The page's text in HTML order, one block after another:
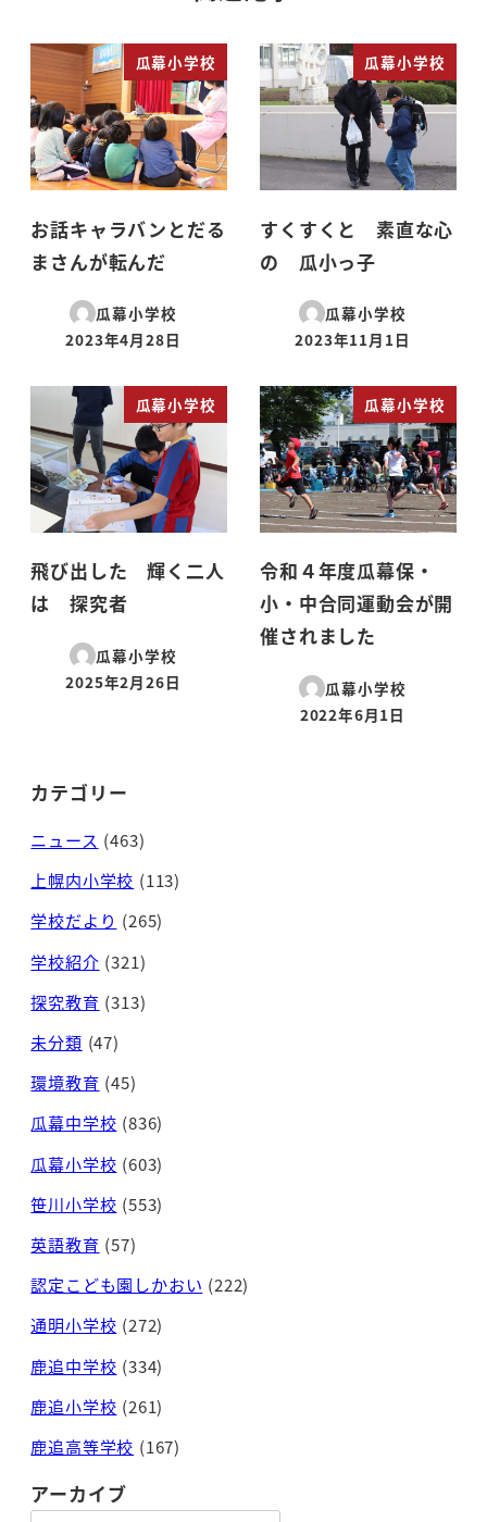
瓜幕小学校
お話キャラバンとだる
まさんが転んだ
瓜幕小学校
投稿日
2023年4月28日
瓜幕小学校
すくすくと 素直な心
の 瓜小っ子
瓜幕小学校
投稿日
2023年11月1日
瓜幕小学校
飛び出した 輝く二人
は 探究者
瓜幕小学校
投稿日
2025年2月26日
瓜幕小学校
令和４年度瓜幕保・
小・中合同運動会が開
催されました
瓜幕小学校
投稿日
2022年6月1日
カテゴリー
ニュース (463)
上幌内小学校 (113)
学校だより (265)
学校紹介 (321)
探究教育 (313)
未分類 (47)
環境教育 (45)
瓜幕中学校 (836)
瓜幕小学校 (603)
笹川小学校 (553)
英語教育 (57)
認定こども園しかおい (222)
通明小学校 (272)
鹿追中学校 (334)
鹿追小学校 (261)
鹿追高等学校 (167)
アーカイブ